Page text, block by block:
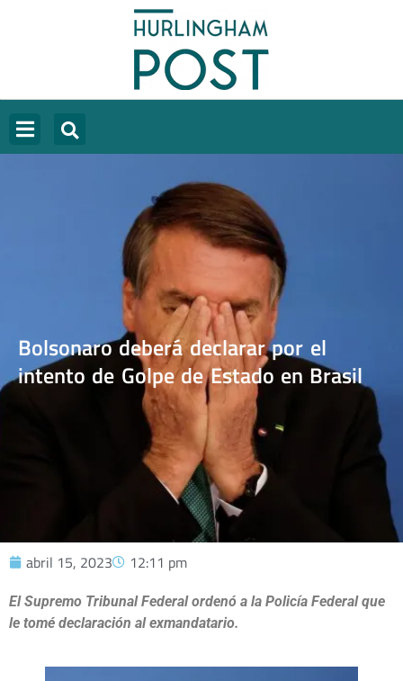
Bolsonaro deberá declarar por el
intento de Golpe de Estado en Brasil
abril 15, 2023 12:11 pm
El Supremo Tribunal Federal ordenó a la Policía Federal que
le tomé declaración al exmandatario.